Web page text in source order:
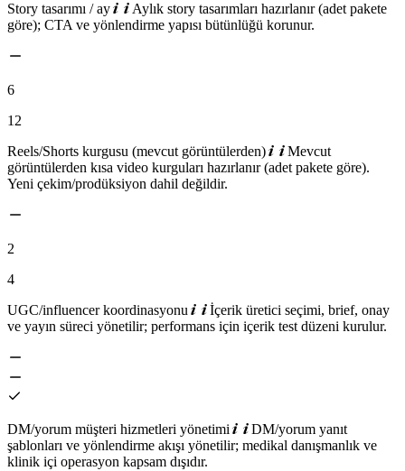
Story tasarımı / ay
Aylık story tasarımları hazırlanır (adet pakete
göre); CTA ve yönlendirme yapısı bütünlüğü korunur.
6
12
Reels/Shorts kurgusu (mevcut görüntülerden)
Mevcut
görüntülerden kısa video kurguları hazırlanır (adet pakete göre).
Yeni çekim/prodüksiyon dahil değildir.
2
4
UGC/influencer koordinasyonu
İçerik üretici seçimi, brief, onay
ve yayın süreci yönetilir; performans için içerik test düzeni kurulur.
DM/yorum müşteri hizmetleri yönetimi
DM/yorum yanıt
şablonları ve yönlendirme akışı yönetilir; medikal danışmanlık ve
klinik içi operasyon kapsam dışıdır.